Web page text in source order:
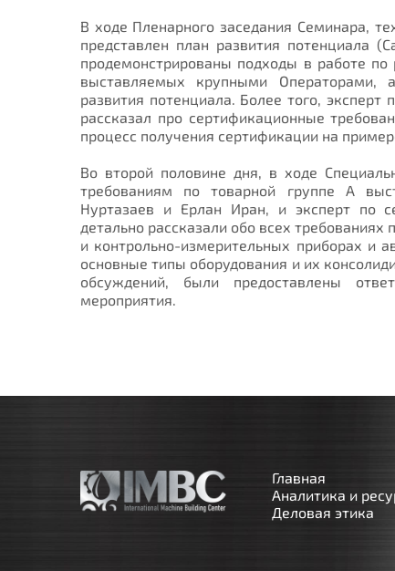
В ходе Пленарного заседания Семинара,
представлен план развития потенциала
продемонстрированы подходы в работе по
выставляемых крупными Операторами,
развития потенциала. Более того,
рассказал про сертификационные
процесс получения сертификации на
Во второй половине дня, в ходе
требованиям по товарной группе А
Нуртазаев и Ерлан Иран, и эксперт по
детально рассказали обо всех
и контрольно-измерительных приборах и
основные типы оборудования и их
обсуждений, были предоставлены
мероприятия.
Главная
Аналитика и
Деловая этика